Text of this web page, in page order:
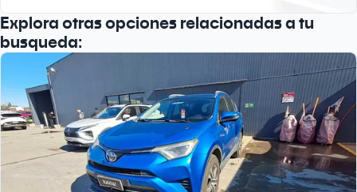
Explora otras opciones relacionadas a tu
busqueda: